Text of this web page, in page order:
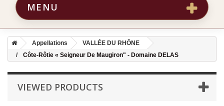
MENU
Appellations
VALLÉE DU RHÔNE
Côte-Rôtie « Seigneur De Maugiron" - Domaine DELAS
VIEWED PRODUCTS